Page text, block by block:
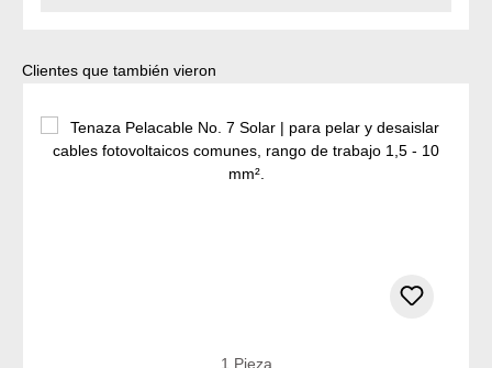
Omitir la galería de productos
Clientes que también vieron
1 Pieza